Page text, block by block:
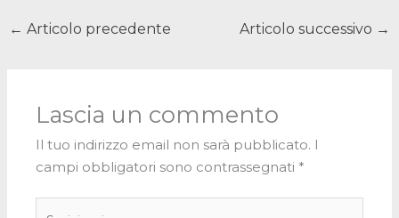
← Articolo precedente Articolo successivo →
Lascia un commento
Il tuo indirizzo email non sarà pubblicato. I
campi obbligatori sono contrassegnati *